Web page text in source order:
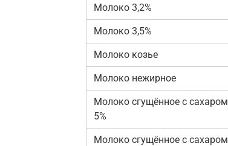
Молоко 3,2%
Молоко 3,5%
Молоко козье
Молоко нежирное
Молоко сгущённое с сахаром
5%
Молоко сгущённое с сахаром